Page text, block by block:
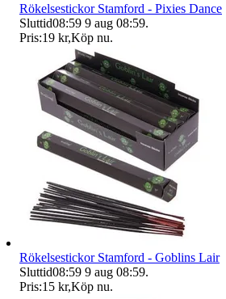
Rökelsestickor Stamford - Pixies Dance
Sluttid08:59 9 aug 08:59.
Pris:19 kr,Köp nu.
Rökelsestickor Stamford - Goblins Lair
Sluttid08:59 9 aug 08:59.
Pris:15 kr,Köp nu.